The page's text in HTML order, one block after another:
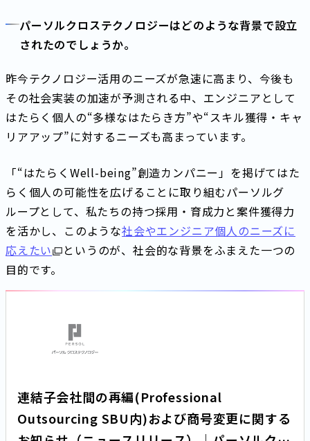
パーソルクロステクノロジーはどのような背景で設立
されたのでしょうか。
昨今テクノロジー活用のニーズが急速に高まり、今後も
その社会実装の加速が予測される中、エンジニアとして
はたらく個人の“多様なはたらき方”や“スキル獲得・キャ
リアアップ”に対するニーズも高まっています。
「“はたらくWell-being”創造カンパニー」を掲げてはた
らく個人の可能性を広げることに取り組むパーソルグ
ループとして、私たちの持つ採用・育成力と案件獲得力
を活かし、このような社会やエンジニア個人のニーズに
応えたい
というのが、社会的な背景をふまえた一つの
目的です。
連結子会社間の再編(Professional
Outsourcing SBU内)および商号変更に関する